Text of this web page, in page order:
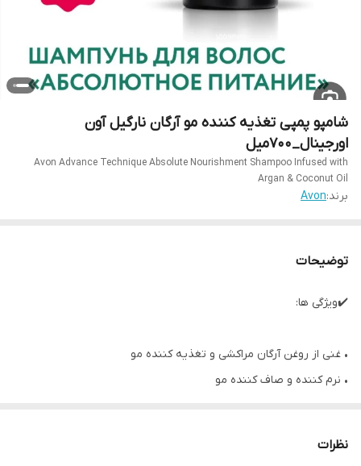
شامپو پمپی تغذیه کننده مو آرگان نارگیل آون
اورجینال_700میل
Avon Advance Technique Absolute Nourishment Shampoo Infused with
Argan & Coconut Oil
برند:Avon
توضیحات
✔️ویژگی ها:
• غنی از روغن آرگان مراکشی و تغذیه کننده مو
• نرم کننده و صاف کننده مو
• دارای اثربخشی سریع و بعد از اولین استفاده
نظرات